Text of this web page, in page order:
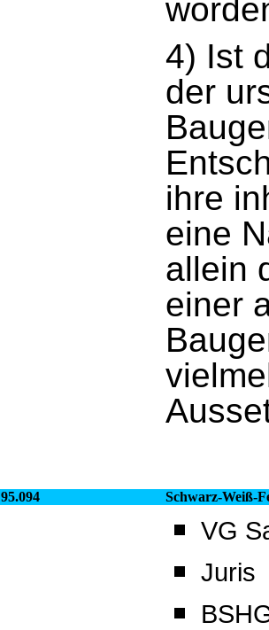
4) Ist
der
ihre
eine
allein
einer
95.094 Schwarz-Weiß-
VG
Juris